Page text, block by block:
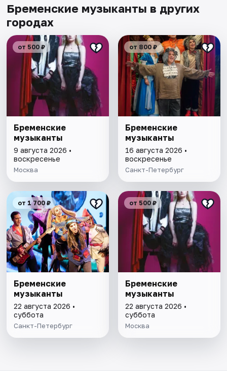
Бременские музыканты в других
городах
от 500 ₽
Бременские
музыканты
9 августа 2026 •
воскресенье
Москва
от 800 ₽
Бременские
музыканты
16 августа 2026 •
воскресенье
Санкт-Петербург
от 1 700 ₽
Бременские
музыканты
22 августа 2026 •
суббота
Санкт-Петербург
от 500 ₽
Бременские
музыканты
22 августа 2026 •
суббота
Москва